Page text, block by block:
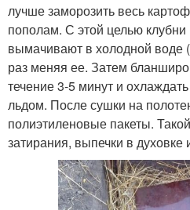
лучше заморозить весь
пополам. С этой целью
вымачивают в холодной воде
раз меняя ее. Затем
течение 3-5 минут и
льдом. После сушки на
полиэтиленовые пакеты.
затирания, выпечки в духовке